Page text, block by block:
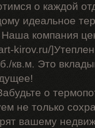
о каждой
идеальное
Наша компания
kirov.ru/
кв.м. Это
о
не только
вашему